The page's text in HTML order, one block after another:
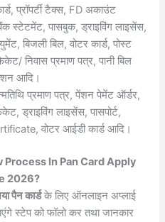
प्रॉपर्टी टैक्स, FD अकाउंट
स्टेटमेंट, पासबुक, ड्राइविंग लाइसेंस,
बिजली बिल, वोटर कार्ड, पोस्ट
निवास प्रमाण पत्र, पानी बिल
आदि।
प्रमाण पत्र, पेंशन पेमेंट ऑर्डर,
ड्राइविंग लाइसेंस, पासपोर्ट,
वोटर आईडी कार्ड आदि।
In Pan Card Apply
2026?
पैन कार्डके लिए ऑनलाइन अप्लाई
स्टेप को फॉलो कर तथा जानकार